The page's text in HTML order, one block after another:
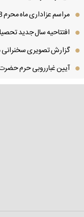
مراسم عزاداری ماه محرم 1398 (هجری شمسی) - 1441 (هجری قمری)
افتتاحیه سال جدید
گزارش تصویری سخنرانی
آیین غبارروبی حرم